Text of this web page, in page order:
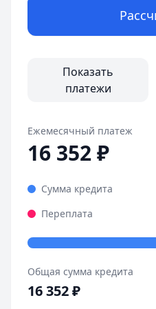
Оформила займ в
Страницы отзывов:
Показать
платежи
Ежемесячный платеж
16 352₽
Сумма кредита
Переплата
Общая сумма кредита
16 352₽